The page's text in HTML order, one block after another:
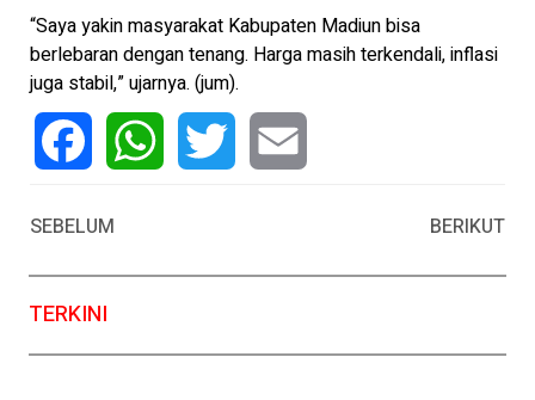
“Saya yakin masyarakat Kabupaten Madiun bisa
berlebaran dengan tenang. Harga masih terkendali, inflasi
juga stabil,” ujarnya. (jum).
SEBELUM
BERIKUT
TERKINI